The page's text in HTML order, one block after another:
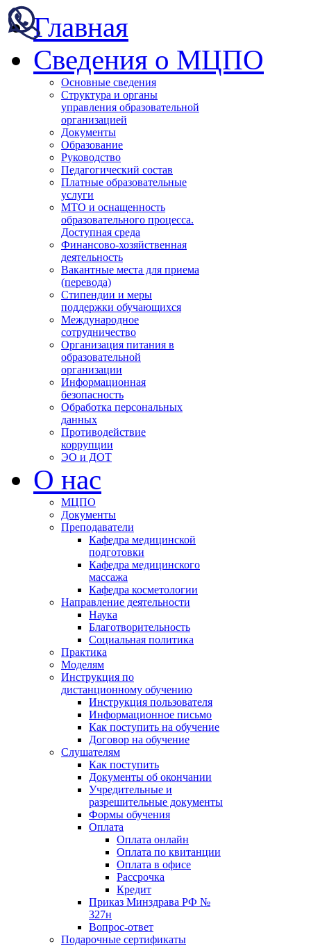
Главная
Сведения о МЦПО
Основные сведения
Структура и органы
управления образовательной
организацией
Документы
Образование
Руководство
Педагогический состав
Платные образовательные
услуги
МТО и оснащенность
образовательного процесса.
Доступная среда
Финансово-хозяйственная
деятельность
Вакантные места для приема
(перевода)
Стипендии и меры
поддержки обучающихся
Международное
сотрудничество
Организация питания в
образовательной
организации
Информационная
безопасность
Обработка персональных
данных
Противодействие
коррупции
ЭО и ДОТ
О нас
МЦПО
Документы
Преподаватели
Кафедра медицинской
подготовки
Кафедра медицинского
массажа
Кафедра косметологии
Направление деятельности
Наука
Благотворительность
Социальная политика
Практика
Моделям
Инструкция по
дистанционному обучению
Инструкция пользователя
Информационное письмо
Как поступить на обучение
Договор на обучение
Слушателям
Как поступить
Документы об окончании
Учредительные и
разрешительные документы
Формы обучения
Оплата
Оплата онлайн
Оплата по квитанции
Оплата в офисе
Рассрочка
Кредит
Приказ Минздрава РФ №
327н
Вопрос-ответ
Подарочные сертификаты